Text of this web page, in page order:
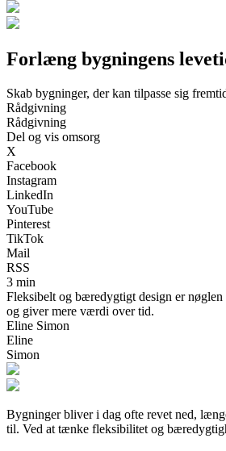
Forlæng bygningens
Skab bygninger, der kan tilpasse sig
Rådgivning
Rådgivning
Del og vis omsorg
X
Facebook
Instagram
LinkedIn
YouTube
Pinterest
TikTok
Mail
RSS
3 min
Fleksibelt og bæredygtigt design er
og giver mere værdi over tid.
Eline Simon
Eline
Simon
Bygninger bliver i dag ofte revet ned,
til. Ved at tænke fleksibilitet og